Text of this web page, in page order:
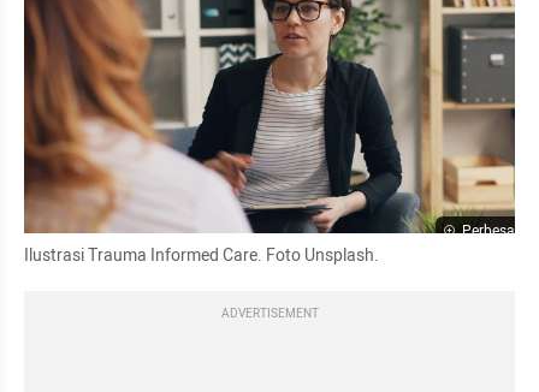
Perbesar
Ilustrasi Trauma Informed Care. Foto Unsplash.
ADVERTISEMENT